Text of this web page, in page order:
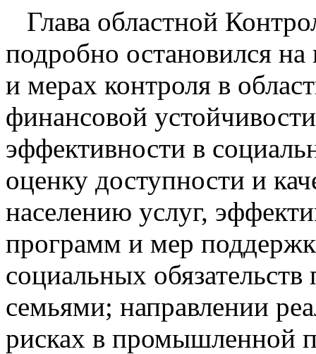
Глава областной
подробно остановился
и мерах контроля в
финансовой
эффективности в
оценку доступности и
населению услуг,
программ и мер
социальных
семьями; направлении
рисках в промышленной